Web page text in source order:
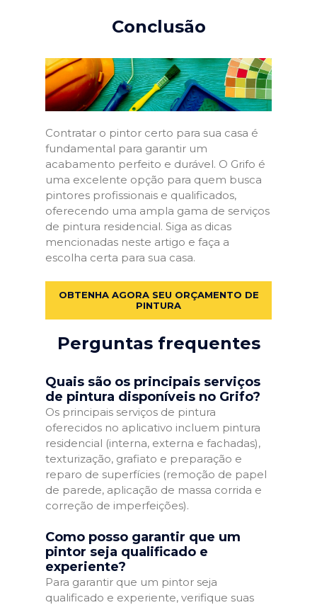
Conclusão
Contratar o pintor certo para sua casa é
fundamental para garantir um
acabamento perfeito e durável. O Grifo é
uma excelente opção para quem busca
pintores profissionais e qualificados,
oferecendo uma ampla gama de serviços
de pintura residencial. Siga as dicas
mencionadas neste artigo e faça a
escolha certa para sua casa.
OBTENHA AGORA SEU ORÇAMENTO DE
PINTURA
Perguntas frequentes
Quais são os principais serviços
de pintura disponíveis no Grifo?
Os principais serviços de pintura
oferecidos no aplicativo incluem pintura
residencial (interna, externa e fachadas),
texturização, grafiato e preparação e
reparo de superfícies (remoção de papel
de parede, aplicação de massa corrida e
correção de imperfeições).
Como posso garantir que um
pintor seja qualificado e
experiente?
Para garantir que um pintor seja
qualificado e experiente, verifique suas